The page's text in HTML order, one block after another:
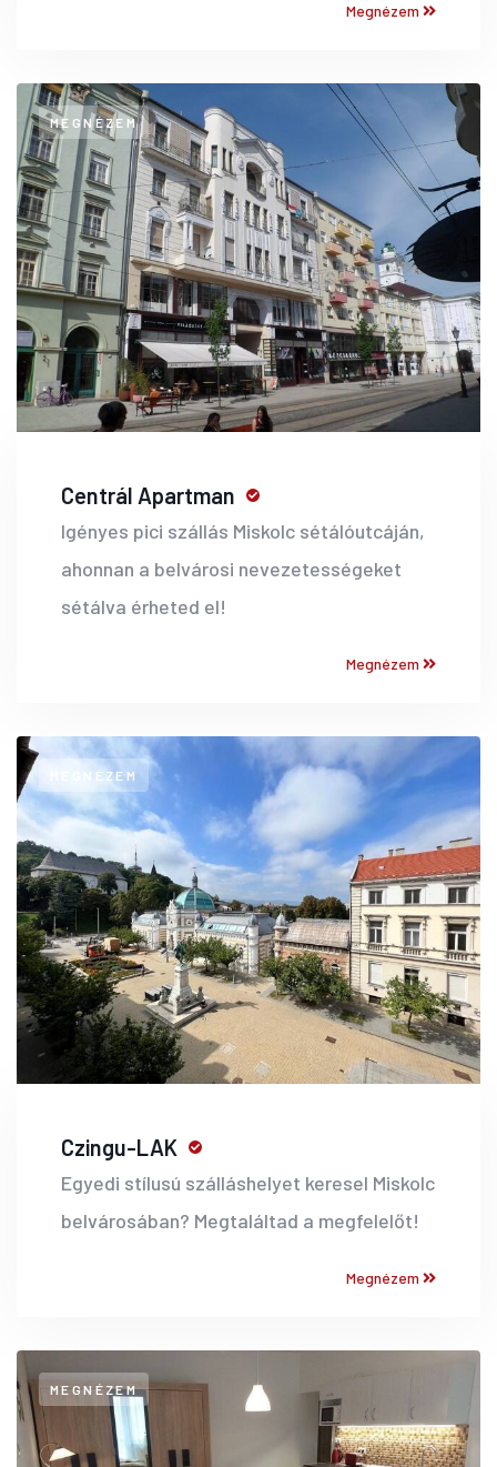
Megnézem
MEGNÉZEM
Centrál Apartman
Igényes pici szállás Miskolc sétálóutcáján,
ahonnan a belvárosi nevezetességeket
sétálva érheted el!
Megnézem
MEGNÉZEM
Czingu-LAK
Egyedi stílusú szálláshelyet keresel Miskolc
belvárosában? Megtaláltad a megfelelőt!
Megnézem
MEGNÉZEM